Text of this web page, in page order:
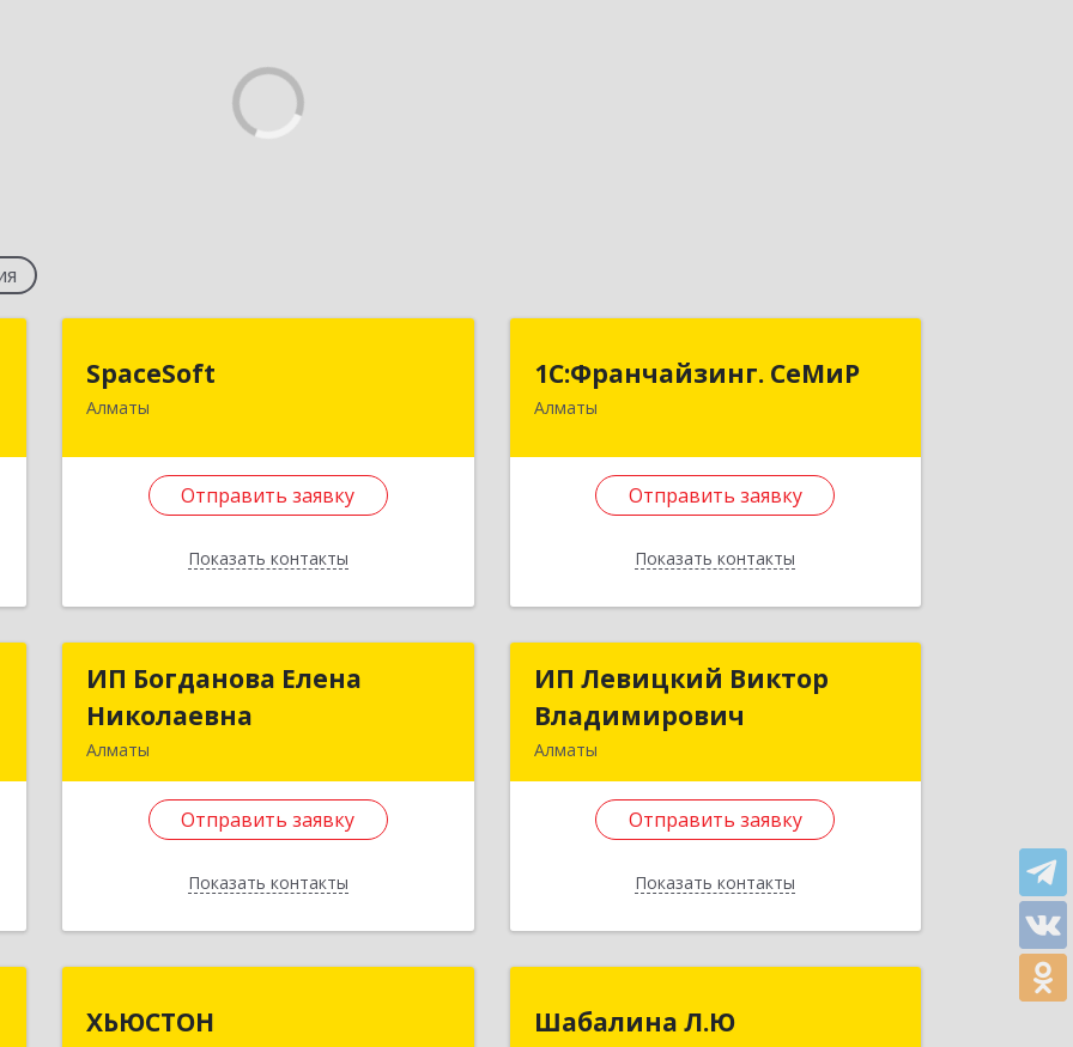
SpaceSoft
Алматы
Отправить заявку
Показать контакты
Подробнее
Отправить заявку
Назад
1С:Франчайзинг. СеМиР
Алматы
Отправить заявку
Показать контакты
1С:Франчайзинг. СеМиР
КАЗАХСТАН, 050012, г. Алматы, ул.
Подробнее
Отправить заявку
Назад
ИП Богданова Елена
Николаевна
Алматы
Отправить заявку
Показать контакты
ИП Богданова Елена
144, квартира 45
ИП Левицкий Виктор
Владимирович
Алматы
Отправить заявку
Показать контакты
ИП Левицкий Виктор
Владимирович
ул.Зейнола Кабдолова, д.6, кв.22
ХЬЮСТОН Шабалина Л.Ю